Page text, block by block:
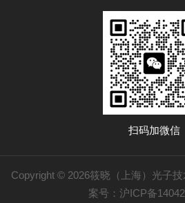
扫码加微信
Copyright © 2026筱晓（上海）光子
案号：沪ICP备